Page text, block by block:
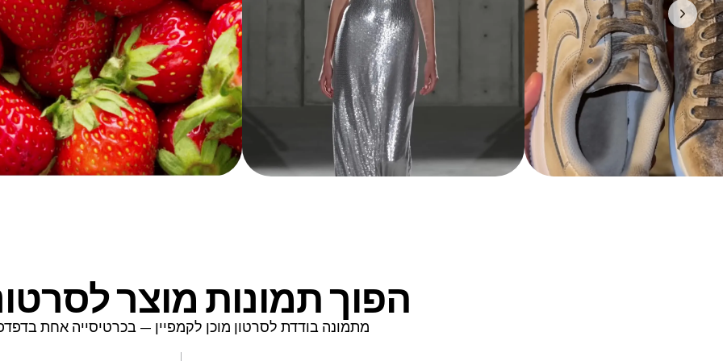
הפוך תמונות מוצר
מתמונה בודדת לסרטון מוכן לקמפיין — בכרטיסייה אחת